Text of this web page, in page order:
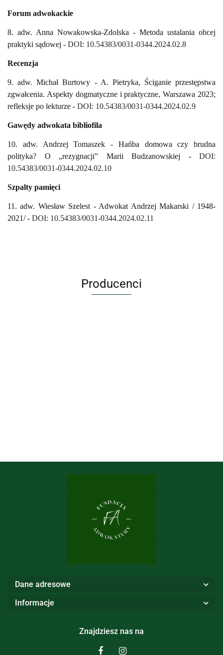
Forum adwokackie
8. adw. Anna Nowakowska-Zdolska - Metoda ustalania obcej
praktyki sądowej - DOI: 10.54383/0031-0344.2024.02.8
Recenzja
9. adw. Michał Burtowy - A. Pietryka, Ściganie przestępstwa
zgwałcenia. Aspekty dogmatyczne i praktyczne, Warszawa 2023;
refleksje po lekturze - DOI: 10.54383/0031-0344.2024.02.9
Gawędy adwokata bibliofila
10. adw. Andrzej Tomaszek - Hańba domowa czy brudna
polityka? O „rezygnacji” Marii Budzanowskiej - DOI:
10.54383/0031-0344.2024.02.10
Szpalty pamięci
11. adw. Wiesław Szelest - Adwokat Andrzej Makarski / 1948-
2021/ - DOI: 10.54383/0031-0344.2024.02.11
Producenci
Dane adresowe
Informacje
Znajdziesz nas na